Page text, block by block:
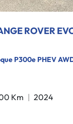
ROVER
P300e PHEV
Km
2024